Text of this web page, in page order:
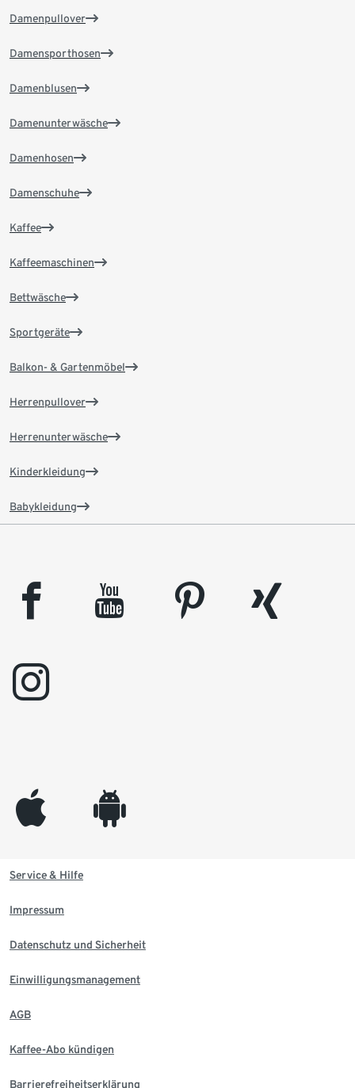
Damenpullover
Damensporthosen
Damenblusen
Damenunterwäsche
Damenhosen
Damenschuhe
Kaffee
Kaffeemaschinen
Bettwäsche
Sportgeräte
Balkon- & Gartenmöbel
Herrenpullover
Herrenunterwäsche
Kinderkleidung
Babykleidung
facebook youtube pinterest
xing
instagram
appleinc android
Service & Hilfe
Impressum
Datenschutz und Sicherheit
Einwilligungsmanagement
AGB
Kaffee-Abo kündigen
Barrierefreiheitserklärung